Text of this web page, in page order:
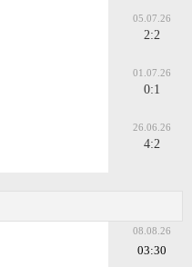
05.07.26
2:2
01.07.26
0:1
26.06.26
4:2
08.08.26
03:30